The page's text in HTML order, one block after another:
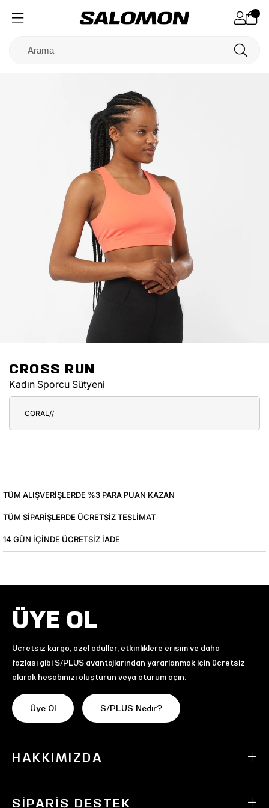
CROSS RUN
Kadın Sporcu Sütyeni
CORAL//
TÜM ALIŞVERIŞLERDE %3 PARA PUAN KAZAN
TÜM SIPARIŞLERDE ÜCRETSIZ TESLIMAT
14 GÜN IÇINDE ÜCRETSIZ IADE
ÜYE OL
Ücretsiz kargo, özel ödüller, etkinliklere erişim ve daha
fazlası gibi S/PLUS avantajlarından yararlanmak için ücretsiz
olarak hesabınızı oluşturun veya oturum açın.
Üye Ol S/PLUS Nedir?
HAKKIMIZDA
SIPARIŞ DESTEK